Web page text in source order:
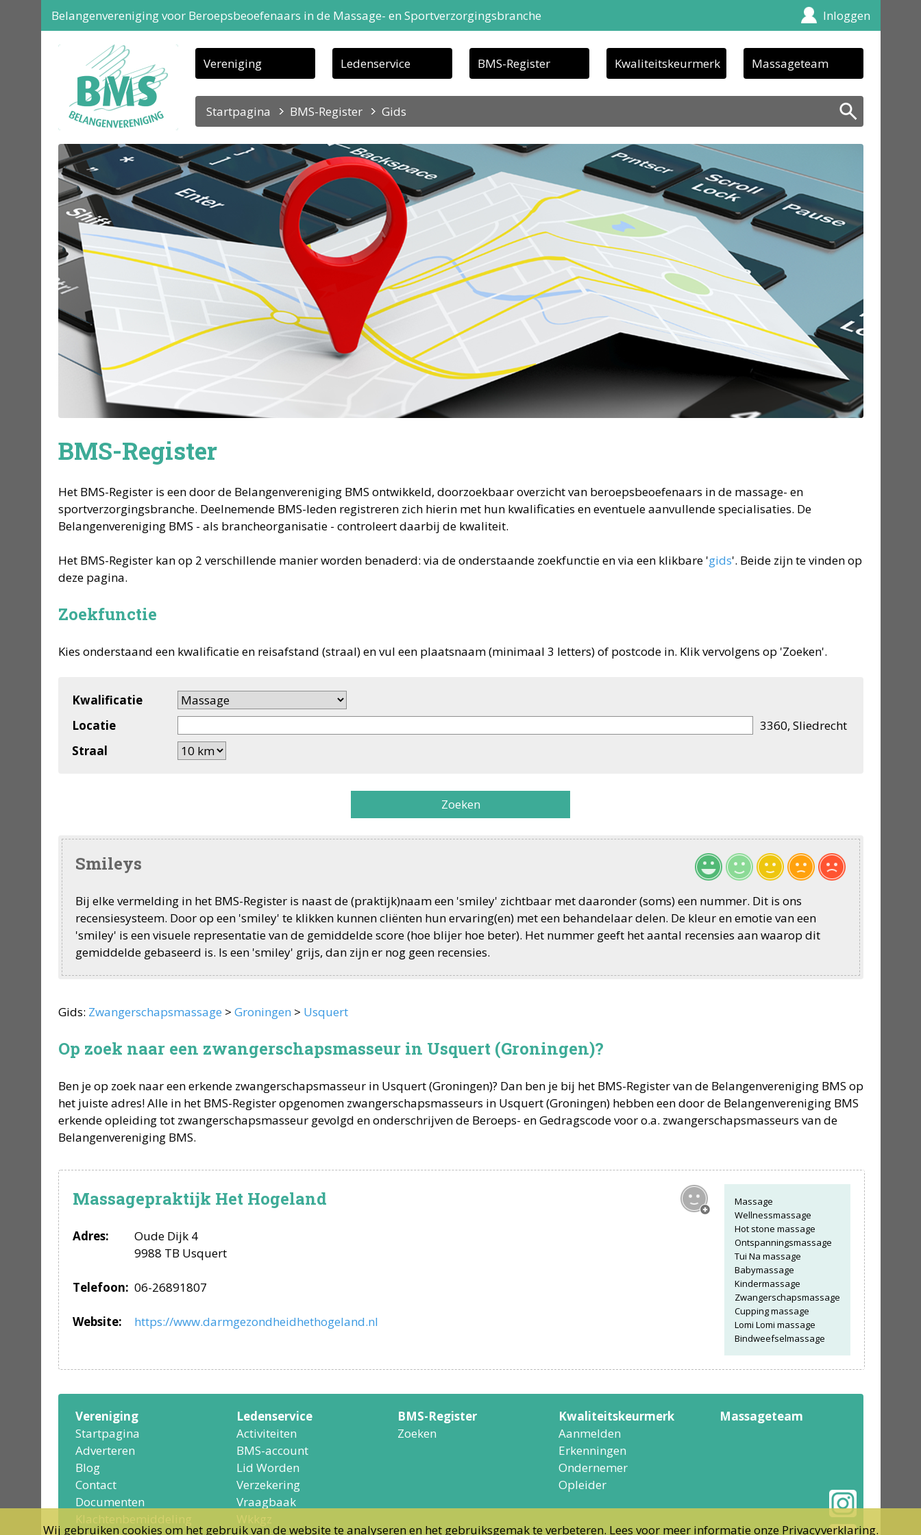
Belangenvereniging voor Beroepsbeoefenaars in de Massage- en Sportverzorgingsbranche Inloggen
Vereniging Ledenservice BMS-Register Kwaliteitskeurmerk Massageteam
Startpagina BMS-Register Gids
BMS-Register
Het BMS-Register is een door de Belangenvereniging BMS ontwikkeld, doorzoekbaar overzicht van beroepsbeoefenaars in de massage- en
sportverzorgingsbranche. Deelnemende BMS-leden registreren zich hierin met hun kwalificaties en eventuele aanvullende specialisaties. De
Belangenvereniging BMS - als brancheorganisatie - controleert daarbij de kwaliteit.
Het BMS-Register kan op 2 verschillende manier worden benaderd: via de onderstaande zoekfunctie en via een klikbare 'gids'. Beide zijn te vinden op
deze pagina.
Zoekfunctie
Kies onderstaand een kwalificatie en reisafstand (straal) en vul een plaatsnaam (minimaal 3 letters) of postcode in. Klik vervolgens op 'Zoeken'.
Kwalificatie
Locatie
3360, Sliedrecht
Straal
Zoeken
Smileys
Bij elke vermelding in het BMS-Register is naast de (praktijk)naam een 'smiley' zichtbaar met daaronder (soms) een nummer. Dit is ons
recensiesysteem. Door op een 'smiley' te klikken kunnen cliënten hun ervaring(en) met een behandelaar delen. De kleur en emotie van een
'smiley' is een visuele representatie van de gemiddelde score (hoe blijer hoe beter). Het nummer geeft het aantal recensies aan waarop dit
gemiddelde gebaseerd is. Is een 'smiley' grijs, dan zijn er nog geen recensies.
Gids: Zwangerschapsmassage > Groningen > Usquert
Op zoek naar een zwangerschapsmasseur in Usquert (Groningen)?
Ben je op zoek naar een erkende zwangerschapsmasseurin Usquert(Groningen)? Dan ben je bij het BMS-Register van de Belangenvereniging BMS op
het juiste adres! Alle in het BMS-Register opgenomen zwangerschapsmasseurs in Usquert(Groningen) hebben een door de Belangenvereniging BMS
erkende opleiding tot zwangerschapsmasseurgevolgd en onderschrijven de Beroeps- en Gedragscode voor o.a. zwangerschapsmasseurs van de
Belangenvereniging BMS.
Massagepraktijk Het Hogeland
Adres:
Oude Dijk 4
9988 TB Usquert
Telefoon: 06-26891807
Website: https://www.darmgezondheidhethogeland.nl
Massage
Wellnessmassage
Hot stone massage
Ontspanningsmassage
Tui Na massage
Babymassage
Kindermassage
Zwangerschapsmassage
Cupping massage
Lomi Lomi massage
Bindweefselmassage
Vereniging
Startpagina
Adverteren
Blog
Contact
Documenten
Klachtenbemiddeling
Ledenservice
Activiteiten
BMS-account
Lid Worden
Verzekering
Vraagbaak
Wkkgz
BMS-Register
Zoeken
Kwaliteitskeurmerk
Aanmelden
Erkenningen
Ondernemer
Opleider
Massageteam
Wij gebruiken cookies om het gebruik van de website te analyseren en het gebruiksgemak te verbeteren. Lees voor meer informatie onze Privacyverklaring.